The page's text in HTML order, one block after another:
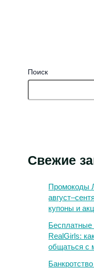
Поиск
Свежие
Промокоды
купоны и
Бесплатные
RealGirls:
общаться с